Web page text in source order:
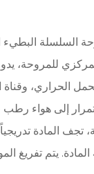
السلسلة البطيء
للمروحة،
الحراري، وقناة
إلى هواء
تجف المادة